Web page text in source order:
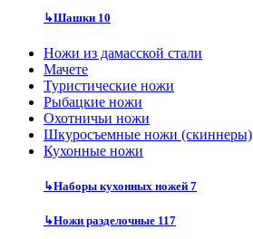
↳Шашки 10
Ножи из дамасской стали
Мачете
Туристические ножи
Рыбацкие ножи
Охотничьи ножи
Шкуросъемные ножи (скиннеры)
Кухонные ножи
↳Наборы кухонных ножей 7
↳Ножи разделочные 117